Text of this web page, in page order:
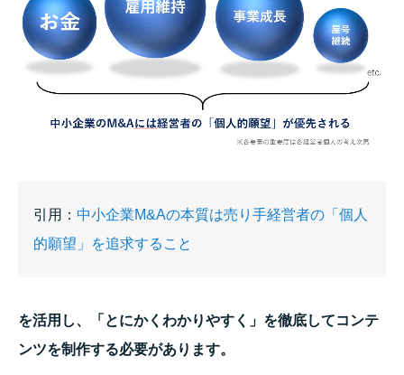
引用： 中小企業M&Aの本質は売り手経営者の「個人
的願望」を追求すること
を活用し、「とにかくわかりやすく」を徹底してコンテ
ンツを制作する必要があります。